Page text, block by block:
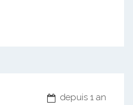
depuis 1 an